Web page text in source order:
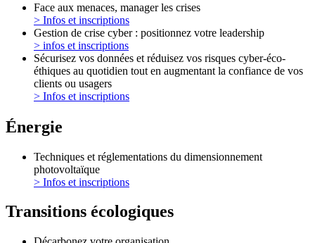
Face aux menaces, manager les crises
> Infos et inscriptions
Gestion de crise cyber : positionnez votre leadership
> infos et inscriptions
Sécurisez vos données et réduisez vos risques cyber-éco-
éthiques au quotidien tout en augmentant la confiance de vos
clients ou usagers
> Infos et inscriptions
Énergie
Techniques et réglementations du dimensionnement
photovoltaïque
> Infos et inscriptions
Transitions écologiques